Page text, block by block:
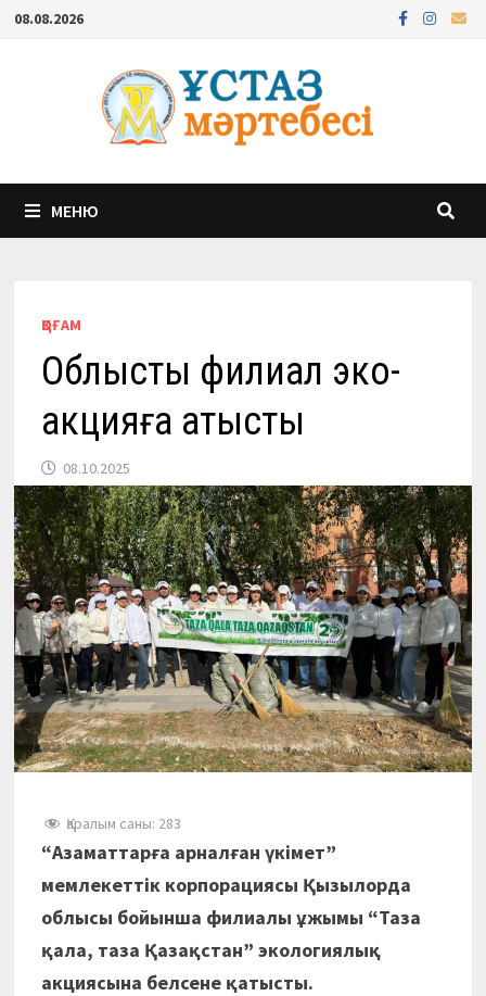
Перейти
содержимому
08.08.2026
МЕНЮ
ҚОҒАМ
Облыстық филиал эко-
акцияға қатысты
08.10.2025
Қаралым саны: 283
“Азаматтарға арналған үкімет”
мемлекеттік корпорациясы Қызылорда
облысы бойынша филиалы ұжымы “Таза
қала, таза Қазақстан” экологиялық
акциясына белсене қатысты.